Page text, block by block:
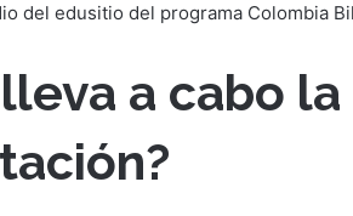
del edusitio del programa Colombia
a cabo la